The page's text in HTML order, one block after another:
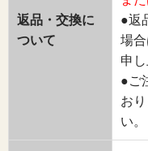
返品・交換に
ついて
●返
場
申し
●ご
お
い。